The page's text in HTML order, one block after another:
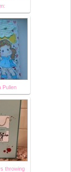
Pullen
throwing